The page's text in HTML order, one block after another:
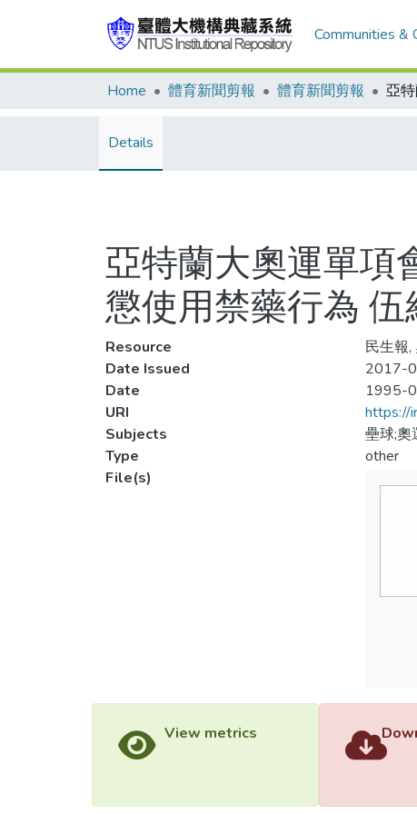
Communities &
Home 體育新聞剪報 體育新聞剪報
Details
亞特蘭大奧運單項
懲使用禁藥行為
Resource
民生報
Date Issued
2017-
Date
1995-
URI
https://
Subjects
壘球;奧
Type
other
File(s)
View metrics